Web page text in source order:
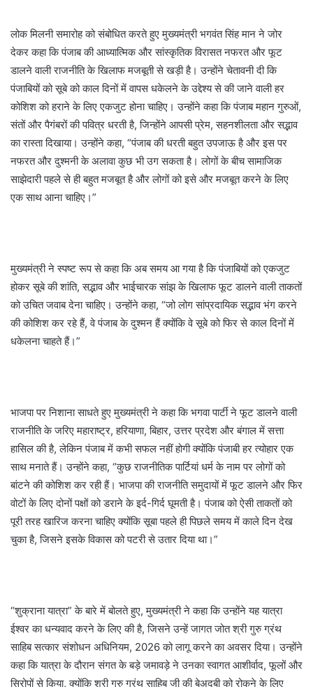
लोक मिलनी समारोह को संबोधित करते हुए मुख्यमंत्री भगवंत सिंह मान ने जोर
देकर कहा कि पंजाब की आध्यात्मिक और सांस्कृतिक विरासत नफरत और फूट
डालने वाली राजनीति के खिलाफ मजबूती से खड़ी है। उन्होंने चेतावनी दी कि
पंजाबियों को सूबे को काल दिनों में वापस धकेलने के उद्देश्य से की जाने वाली हर
कोशिश को हराने के लिए एकजुट होना चाहिए। उन्होंने कहा कि पंजाब महान गुरुओं,
संतों और पैगंबरों की पवित्र धरती है, जिन्होंने आपसी प्रेम, सहनशीलता और सद्भाव
का रास्ता दिखाया। उन्होंने कहा, “पंजाब की धरती बहुत उपजाऊ है और इस पर
नफरत और दुश्मनी के अलावा कुछ भी उग सकता है। लोगों के बीच सामाजिक
साझेदारी पहले से ही बहुत मजबूत है और लोगों को इसे और मजबूत करने के लिए
एक साथ आना चाहिए।”
मुख्यमंत्री ने स्पष्ट रूप से कहा कि अब समय आ गया है कि पंजाबियों को एकजुट
होकर सूबे की शांति, सद्भाव और भाईचारक सांझ के खिलाफ फूट डालने वाली ताकतों
को उचित जवाब देना चाहिए। उन्होंने कहा, “जो लोग सांप्रदायिक सद्भाव भंग करने
की कोशिश कर रहे हैं, वे पंजाब के दुश्मन हैं क्योंकि वे सूबे को फिर से काल दिनों में
धकेलना चाहते हैं।”
भाजपा पर निशाना साधते हुए मुख्यमंत्री ने कहा कि भगवा पार्टी ने फूट डालने वाली
राजनीति के जरिए महाराष्ट्र, हरियाणा, बिहार, उत्तर प्रदेश और बंगाल में सत्ता
हासिल की है, लेकिन पंजाब में कभी सफल नहीं होगी क्योंकि पंजाबी हर त्योहार एक
साथ मनाते हैं। उन्होंने कहा, “कुछ राजनीतिक पार्टियां धर्म के नाम पर लोगों को
बांटने की कोशिश कर रही हैं। भाजपा की राजनीति समुदायों में फूट डालने और फिर
वोटों के लिए दोनों पक्षों को डराने के इर्द-गिर्द घूमती है। पंजाब को ऐसी ताकतों को
पूरी तरह खारिज करना चाहिए क्योंकि सूबा पहले ही पिछले समय में काले दिन देख
चुका है, जिसने इसके विकास को पटरी से उतार दिया था।”
“शुक्राना यात्रा” के बारे में बोलते हुए, मुख्यमंत्री ने कहा कि उन्होंने यह यात्रा
ईश्वर का धन्यवाद करने के लिए की है, जिसने उन्हें जागत जोत श्री गुरु ग्रंथ
साहिब सत्कार संशोधन अधिनियम, 2026 को लागू करने का अवसर दिया। उन्होंने
कहा कि यात्रा के दौरान संगत के बड़े जमावड़े ने उनका स्वागत आशीर्वाद, फूलों और
सिरोपों से किया, क्योंकि श्री गुरु ग्रंथ साहिब जी की बेअदबी को रोकने के लिए